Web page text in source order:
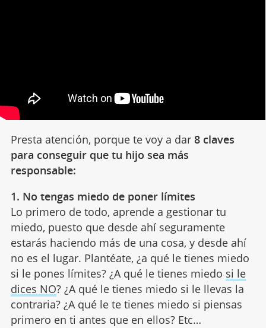
Presta atención, porque te voy a dar8 claves
para conseguir que tu hijo sea más
responsable:
1. No tengas miedo de poner límites
Lo primero de todo, aprende a gestionar tu
miedo, puesto que desde ahí seguramente
estarás haciendo más de una cosa, y desde ahí
no es el lugar. Plantéate, ¿a qué le tienes miedo
si le pones límites? ¿A qué le tienes miedo si le
dices NO? ¿A qué le tienes miedo si le llevas la
contraria? ¿A qué le te tienes miedo si piensas
primero en ti antes que en ellos? Etc…